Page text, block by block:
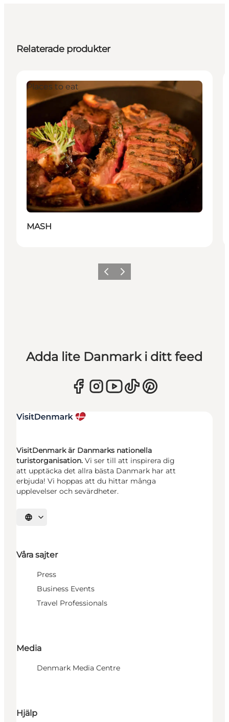
Relaterade produkter
Places to eat
MASH
Föregående
Nästa
Adda lite Danmark i ditt feed
VisitDenmark är Danmarks nationella
turistorganisation. Vi ser till att inspirera dig
att upptäcka det allra bästa Danmark har att
erbjuda! Vi hoppas att du hittar många
upplevelser och sevärdheter.
Välj språk
Våra sajter
Press
Business Events
Travel Professionals
Media
Denmark Media Centre
Hjälp